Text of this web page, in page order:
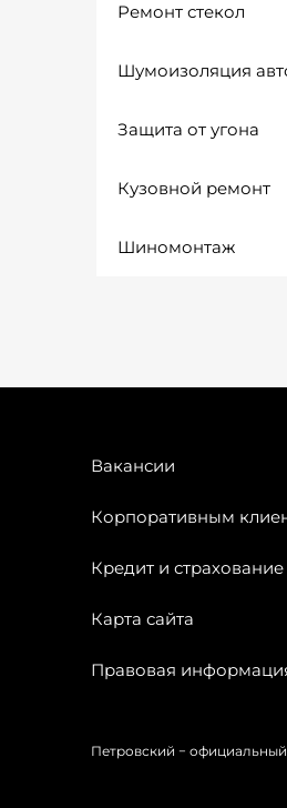
Ремонт стекол
Шумоизоляция
Защита от угона
Кузовной ремонт
Шиномонтаж
Вакансии
Корпоративным
Кредит и страхование
Карта сайта
Правовая
Петровский −